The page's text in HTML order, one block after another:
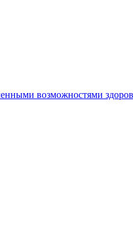
возможностями